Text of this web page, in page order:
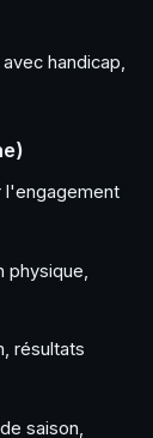
handicap,
l'engagement
résultats
saison,